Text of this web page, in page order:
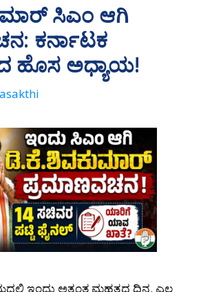
ಸಿಎಂ ಆಗಿ
ಕರ್ನಾಟಕ
ಹೊಸ ಅಧ್ಯಾಯ!
asakthi
ಇಂದು ಅತ್ಯಂತ ಮಹತ್ವದ ದಿನ. ಎಲ್ಲ